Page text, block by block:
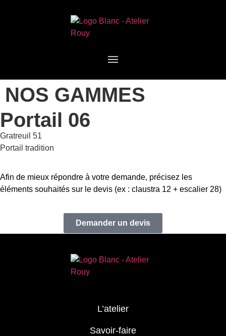
NOS GAMMES
Portail 06
Gratreuil 51
Portail tradition
Afin de mieux répondre à votre demande, précisez les
éléments souhaités sur le devis (ex : claustra 12 + escalier 28)
Demander un devis
L’atelier
Savoir-faire